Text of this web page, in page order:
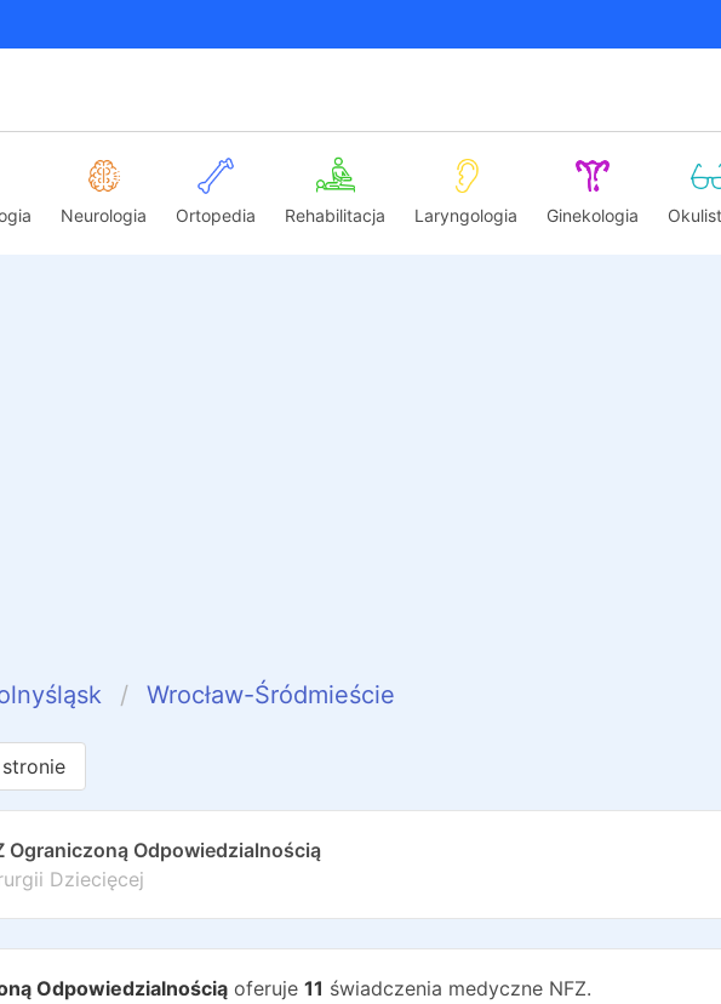
Neurologia Ortopedia Rehabilitacja Laryngologia Ginekologia
Wrocław-Śródmieście
Ograniczoną Odpowiedzialnością
Dziecięcej
Odpowiedzialnością oferuje 11 świadczenia medyczne NFZ.